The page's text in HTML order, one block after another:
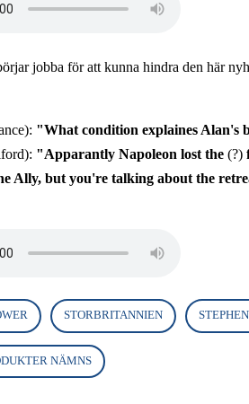
jobba för att kunna hindra den här
"What condition explaines Alan's
"Apparantly Napoleon lost the (?)
Ally, but you're talking about the
STORBRITANNIEN
NÄMNS